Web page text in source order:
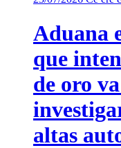
Aduana
que
de oro
altas